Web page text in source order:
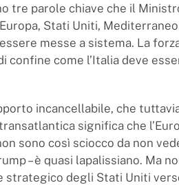
tre parole chiave che il
Stati Uniti,
messe a sistema. La
confine come l’Italia deve
incancellabile, che
significa che
sono così sciocco da non
– è quasi lapalissiano. Ma
strategico degli Stati Uniti